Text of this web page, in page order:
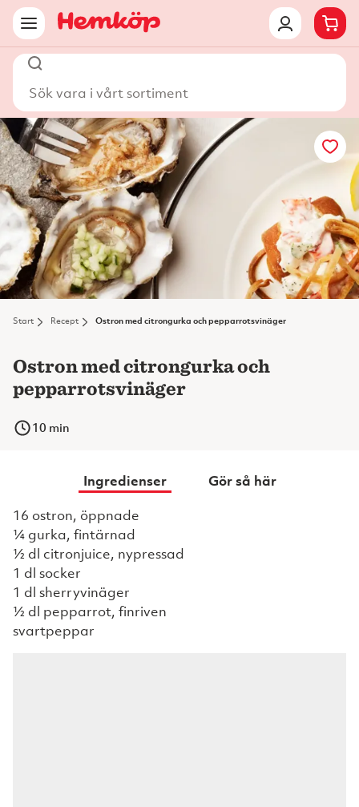
Start Recept Ostron med citrongurka och pepparrotsvinäger
Ostron med citrongurka och
pepparrotsvinäger
10 min
Ingredienser
Gör så här
16 ostron, öppnade
¼ gurka, fintärnad
½ dl citronjuice, nypressad
1 dl socker
1 dl sherryvinäger
½ dl pepparrot, finriven
svartpeppar